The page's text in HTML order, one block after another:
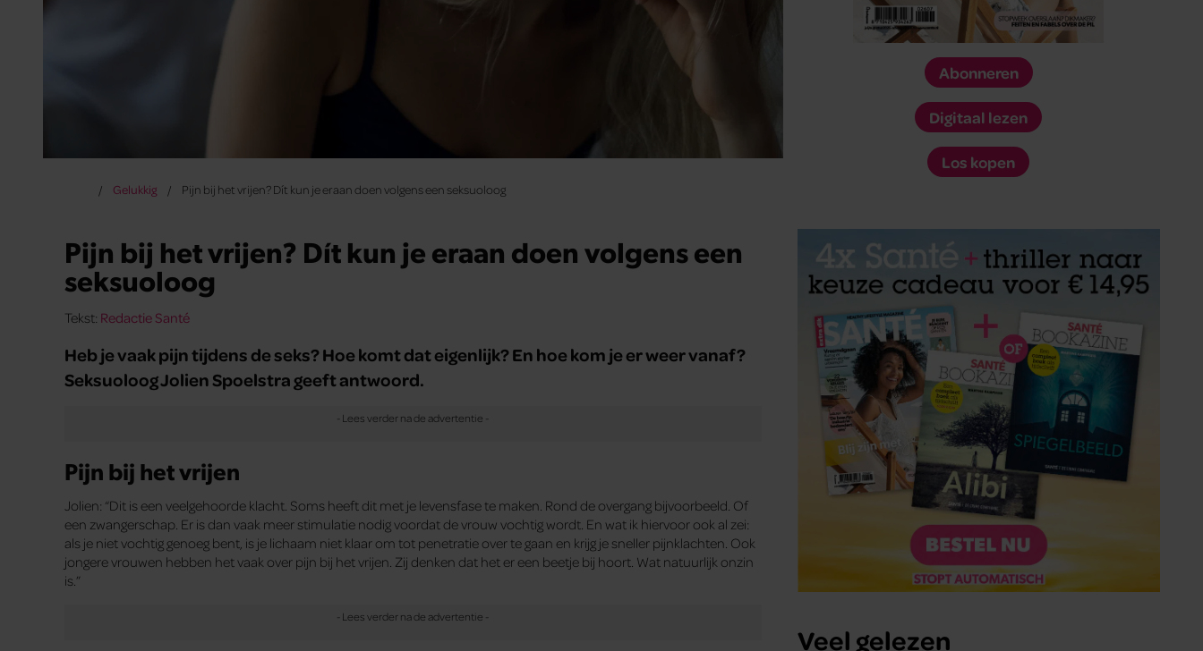
Gelukkig Pijn bij het vrijen? Dít kun je eraan doen volgens een seksuoloog
Pijn bij het vrijen? Dít kun je eraan doen volgens een
seksuoloog
Tekst: Redactie Santé
Heb je vaak pijn tijdens de seks? Hoe komt dat eigenlijk? En hoe kom je er weer vanaf?
Seksuoloog Jolien Spoelstra geeft antwoord.
Pijn bij het vrijen
Jolien: “Dit is een veelgehoorde klacht. Soms heeft dit met je levensfase te maken. Rond de overgang bijvoorbeeld. Of
een zwangerschap. Er is dan vaak meer stimulatie nodig voordat de vrouw vochtig wordt. En wat ik hiervoor ook al zei:
als je niet vochtig genoeg bent, is je lichaam niet klaar om tot penetratie over te gaan en krijg je sneller pijnklachten. Ook
jongere vrouwen hebben het vaak over pijn bij het vrijen. Zij denken dat het er een beetje bij hoort. Wat natuurlijk onzin
is.”
Abonneren
Digitaal lezen
Los kopen